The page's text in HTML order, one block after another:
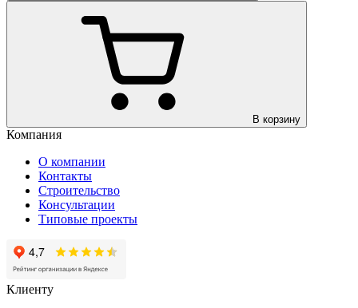
В корзину
Компания
О компании
Контакты
Строительство
Консультации
Типовые проекты
Клиенту